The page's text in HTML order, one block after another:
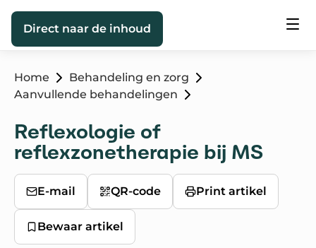
Direct naar de inhoud
Home
Behandeling en zorg
Aanvullende behandelingen
Reflexologie of
reflexzonetherapie bij MS
E-mail QR-code Print artikel
Bewaar artikel